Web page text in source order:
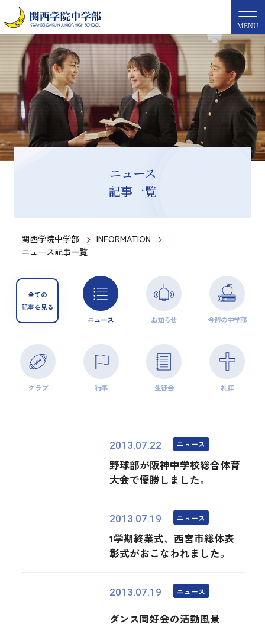
MENU
ニュース
記事一覧
関西学院中学部
INFORMATION
ニュース記事一覧
全ての
記事を見る
ニュース お知らせ 今週の中学部
クラブ 行事 生徒会 礼拝
2013.07.22 ニュース
野球部が阪神中学校総合体育
大会で優勝しました。
2013.07.19 ニュース
1学期終業式、西宮市総体表
彰式がおこなわれました。
2013.07.19 ニュース
ダンス同好会の活動風景